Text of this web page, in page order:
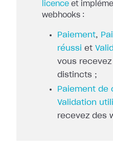
licence et
webhooks :
Paiement,
réussi et
vous
distincts ;
Paiement de
Validation
recevez des